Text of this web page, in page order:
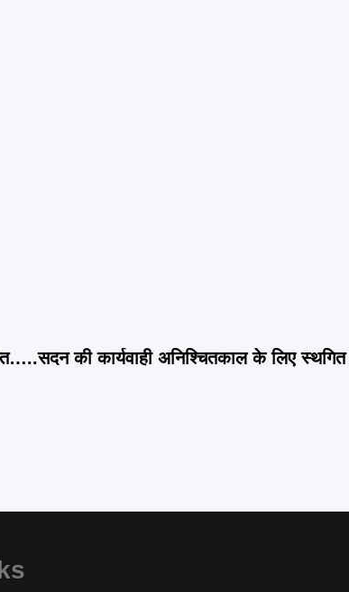
की कार्यवाही अनिश्चितकाल के लिए स्थगित